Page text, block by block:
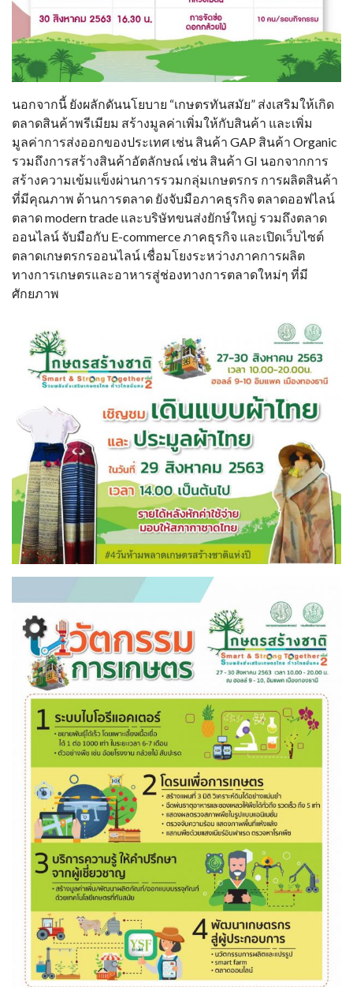
นอกจากนี้ ยังผลักดันนโยบาย “เกษตรทันสมัย” ส่งเสริมให้เกิด
ตลาดสินค้าพรีเมียม สร้างมูลค่าเพิ่มให้กับสินค้า และเพิ่ม
มูลค่าการส่งออกของประเทศ เช่น สินค้า GAP สินค้า Organic
รวมถึงการสร้างสินค้าอัตลักษณ์ เช่น สินค้า GI นอกจากการ
สร้างความเข้มแข็งผ่านการรวมกลุ่มเกษตรกร การผลิตสินค้า
ที่มีคุณภาพ ด้านการตลาด ยังจับมือภาคธุรกิจ ตลาดออฟไลน์
ตลาด modern trade และบริษัทขนส่งยักษ์ใหญ่ รวมถึงตลาด
ออนไลน์ จับมือกับ E-commerce ภาคธุรกิจ และเปิดเว็บไซต์
ตลาดเกษตรกรออนไลน์ เชื่อมโยงระหว่างภาคการผลิต
ทางการเกษตรและอาหารสู่ช่องทางการตลาดใหม่ๆ ที่มี
ศักยภาพ